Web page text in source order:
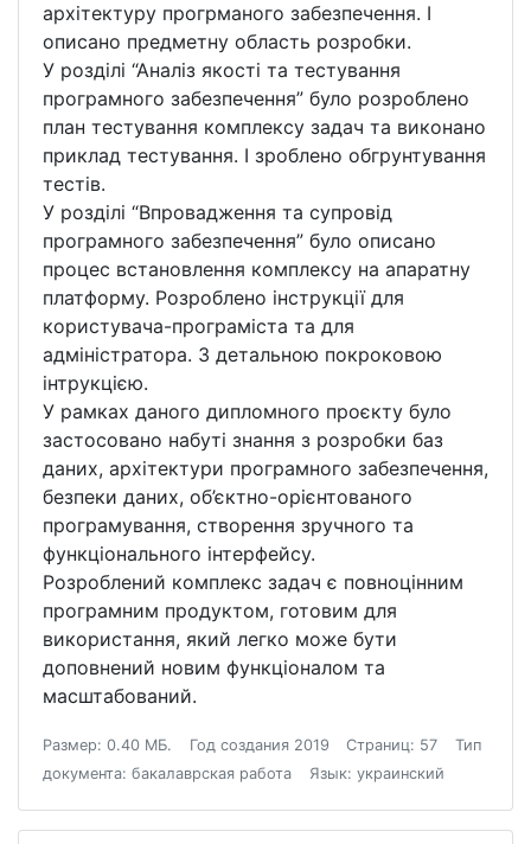
архітектуру прогрманого забезпечення. І
описано предметну область розробки.
У розділі “Аналіз якості та тестування
програмного забезпечення” було розроблено
план тестування комплексу задач та виконано
приклад тестування. І зроблено обгрунтування
тестів.
У розділі “Впровадження та супровід
програмного забезпечення” було описано
процес встановлення комплексу на апаратну
платформу. Розроблено інструкції для
користувача-програміста та для
адміністратора. З детальною покроковою
інтрукцією.
У рамках даного дипломного проєкту було
застосовано набуті знання з розробки баз
даних, архітектури програмного забезпечення,
безпеки даних, об’єктно-орієнтованого
програмування, створення зручного та
функціонального інтерфейсу.
Розроблений комплекс задач є повноцінним
програмним продуктом, готовим для
використання, який легко може бути
доповнений новим функціоналом та
масштабований.
Размер: 0.40 МБ. Год создания 2019 Страниц: 57
Тип
документа: бакалаврская работа
Язык: украинский